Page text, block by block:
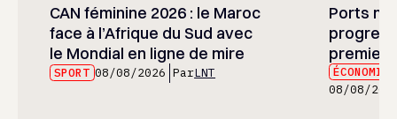
CAN féminine 2026 : le Maroc
face à l’Afrique du Sud avec
le Mondial en ligne de mire
SPORT 08/08/2026 ParLNT
Ports
premier
08/08/